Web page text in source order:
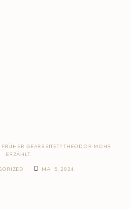
GEARBEITET? THEODOR MOHR
ERZÄHLT.
MAI 5, 2024